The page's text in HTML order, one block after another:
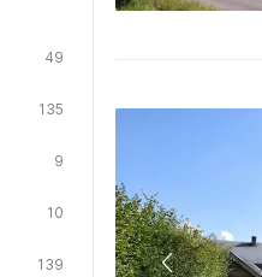
49
135
9
10
139